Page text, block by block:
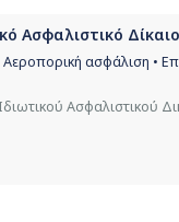
Ασφαλιστικό
ασφάλιση •
Ασφαλιστικού